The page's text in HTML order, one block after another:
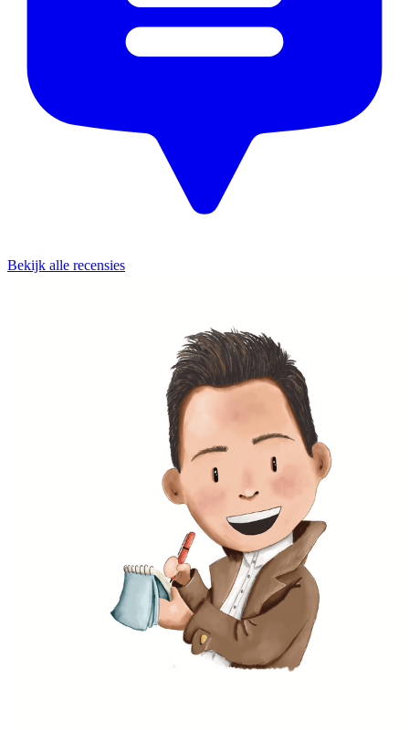
Bekijk alle recensies